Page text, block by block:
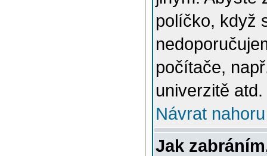
políčko, když
počítače,
univerzitě atd.
Návrat nahoru
Jak